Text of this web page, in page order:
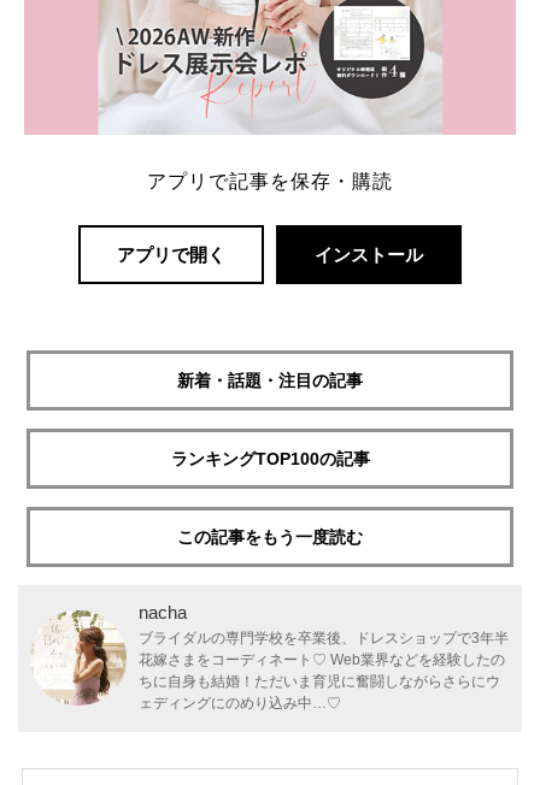
アプリで記事を保存・購読
アプリで開く インストール
新着・話題・注目の記事
ランキングTOP100の記事
この記事をもう一度読む
nacha
ブライダルの専門学校を卒業後、ドレスショップで3年半
花嫁さまをコーディネート♡ Web業界などを経験したの
ちに自身も結婚！ただいま育児に奮闘しながらさらにウ
ェディングにのめり込み中…♡